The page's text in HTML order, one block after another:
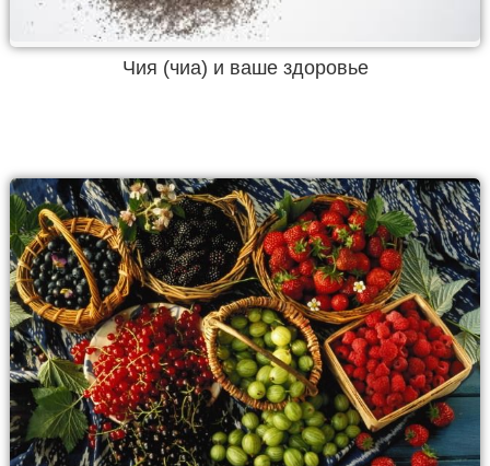
Чия (чиа) и ваше здоровье